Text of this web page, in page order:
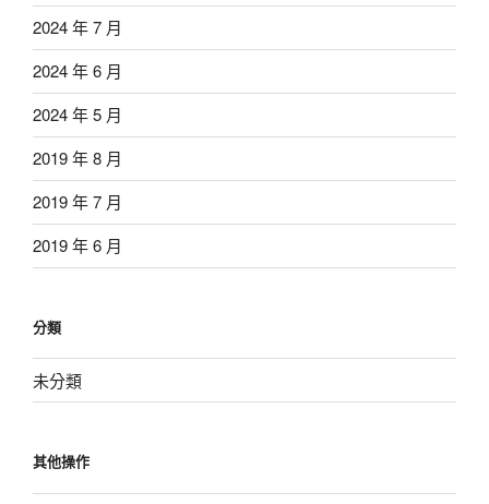
2024 年 7 月
2024 年 6 月
2024 年 5 月
2019 年 8 月
2019 年 7 月
2019 年 6 月
分類
未分類
其他操作